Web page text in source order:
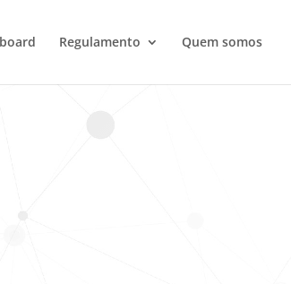
Regulamento Quem somos